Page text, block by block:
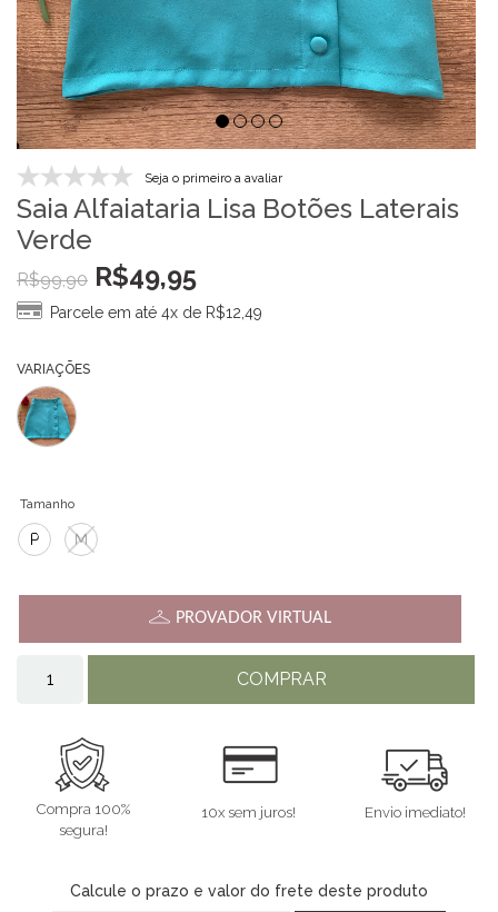
Seja o primeiro a avaliar
Saia Alfaiataria Lisa Botões Laterais
Verde
R$99,90 R$49,95
Parcele em até 4x de R$12,49
VARIAÇÕES
Tamanho
P M
PROVADOR VIRTUAL
COMPRAR
Compra 100%
segura!
10x sem juros! Envio imediato!
Calcule o prazo e valor do frete deste produto